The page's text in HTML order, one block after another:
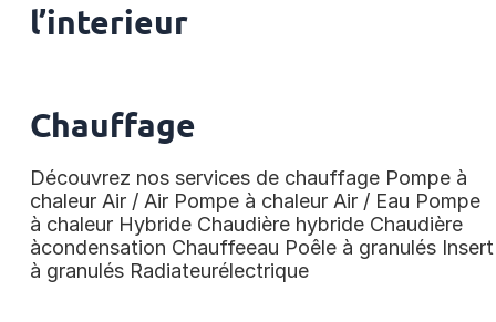
l’interieur
Chauffage
Découvrez nos services de chauffage Pompe à
chaleur Air / Air Pompe à chaleur Air / Eau Pompe
à chaleur Hybride Chaudière hybride Chaudière
àcondensation Chauffeeau Poêle à granulés Insert
à granulés Radiateurélectrique